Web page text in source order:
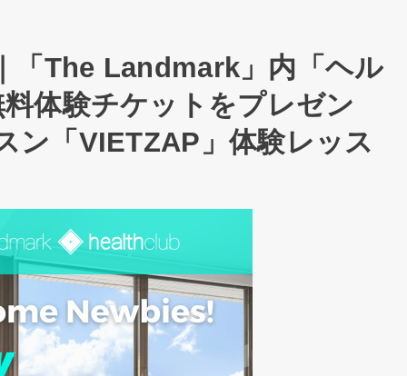
「The Landmark」内「ヘル
体験チケットをプレゼン
ン「VIETZAP」体験レッス